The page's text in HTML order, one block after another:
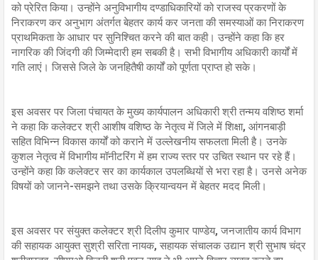
को प्रेरित किया। उन्होंने अनुविभागीय दण्डाधिकारियों को राजस्व प्रकरणों के
निराकरण कर अनुभाग अंतर्गत बेहतर कार्य कर जनता की समस्याओं का निराकरण
प्राथमिकता के आधार पर सुनिश्चित करने की बात कही। उन्होंने कहा कि हर
नागरिक की जिंदगी की जिम्मेदारी हम सबकी है। सभी विभागीय अधिकारी कार्यों में
गति लाएं। जिससे जिले के जनहितैषी कार्यों को पूर्णता प्राप्त हो सके।
इस अवसर पर जिला पंचायत के मुख्य कार्यपालन अधिकारी श्री तन्मय वशिष्ठ शर्मा
ने कहा कि कलेक्टर श्री आशीष वशिष्ठ के नेतृत्व में जिले में शिक्षा, आंगनबाड़ी
सहित विभिन्न विकास कार्यों को कराने में उल्लेखनीय सफलता मिली है। उनके
कुशल नेतृत्व में विभागीय मॉनीटरिंग में हम राज्य स्तर पर उचित स्थान पर रहे हैं।
उन्होंने कहा कि कलेक्टर सर का कार्यकाल उपलब्धियों से भरा रहा है। उनसे अनेक
विषयों को जानने-समझने तथा उसके क्रियान्वयन में बेहतर मदद मिली।
इस अवसर पर संयुक्त कलेक्टर श्री दिलीप कुमार पाण्डेय, जनजातीय कार्य विभाग
की सहायक आयुक्त सुश्री सरिता नायक, सहायक संचालक उद्यान श्री सुभाष चंद्र